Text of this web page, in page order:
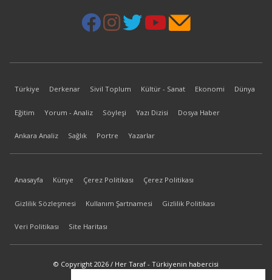
Türkiye Derkenar Sivil Toplum Kültür - Sanat Ekonomi Dünya
Eğitim Yorum - Analiz Söyleşi Yazı Dizisi Dosya Haber
Ankara Analiz Sağlık Portre Yazarlar
Anasayfa Künye Çerez Politikası Çerez Politikası
Gizlilik Sözleşmesi Kullanım Şartnamesi Gizlilik Politikası
Veri Politikası Site Haritası
© Copyright 2026 / Her Taraf - Türkiyenin habercisi